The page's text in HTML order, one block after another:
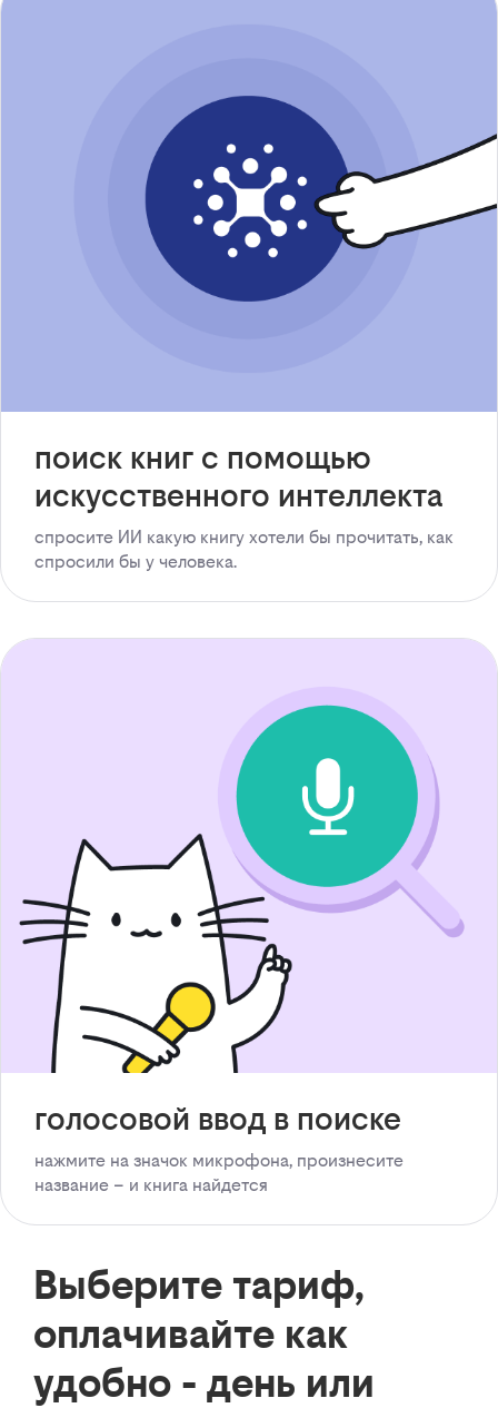
поиск книг с помощью
искусственного интеллекта
спросите ИИ какую книгу хотели бы прочитать, как
спросили бы у человека.
голосовой ввод в поиске
нажмите на значок микрофона, произнесите
название – и книга найдется
Выберите тариф,
оплачивайте как
удобно - день или